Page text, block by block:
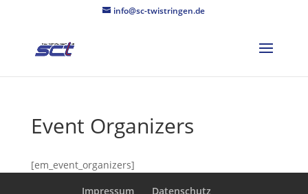
info@sc-twistringen.de
Event Organizers
[em_event_organizers]
Impressum
Datenschutz